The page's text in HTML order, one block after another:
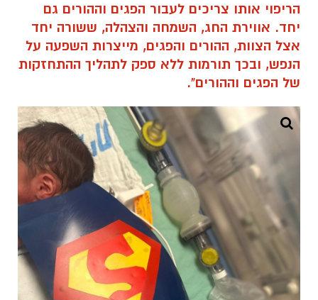
הריפוי אותו צריכים לעבור הפגים וההורים גם
יחד. אווירת החג, השמחה והצהלה, ששורה יחד
אצל הצוות, ההורים והפגים, מייצרות השפעה על
הנפש, ובכך תורמות ללא ספק לתהליך ההתחזקות
של הפגים וההורים".